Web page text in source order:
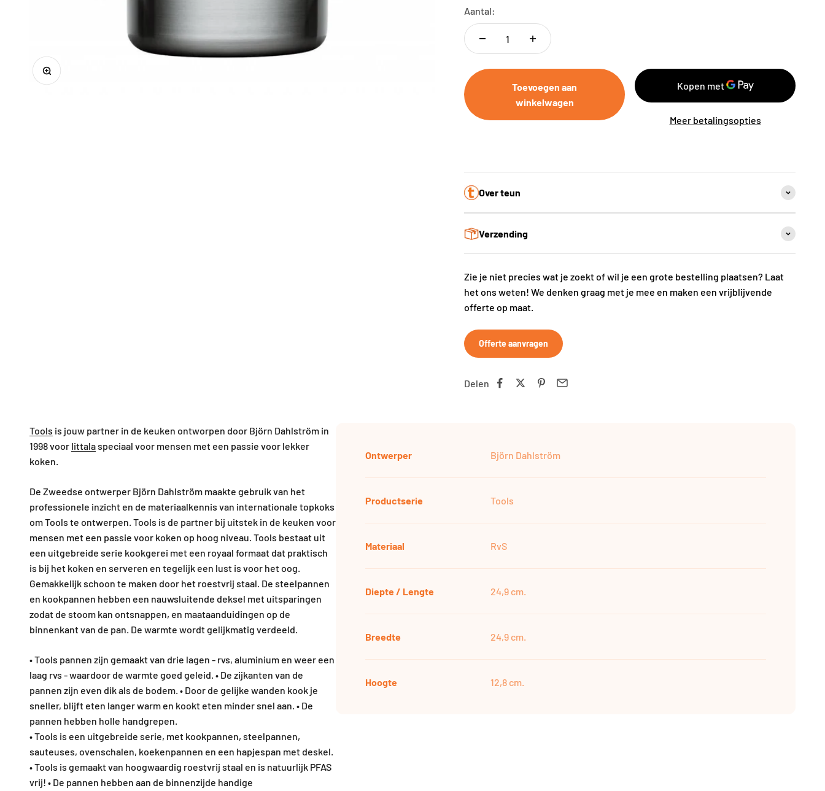
In-/uitzoomen
Aantal:
Toevoegen aan
winkelwagen
Meer betalingsopties
Over teun
Verzending
Zie je niet precies wat je zoekt of wil je een grote bestelling plaatsen? Laat
het ons weten! We denken graag met je mee en maken een vrijblijvende
offerte op maat.
Offerte aanvragen
Delen
Tools is jouw partner in de keuken ontworpen door Björn Dahlström in
1998 voor Iittalaspeciaal voor mensen met een passie voor lekker
koken.
De Zweedse ontwerper Björn Dahlström maakte gebruik van het
professionele inzicht en de materiaalkennis van internationale topkoks
om Tools te ontwerpen. Tools is de partner bij uitstek in de keuken voor
mensen met een passie voor koken op hoog niveau. Tools bestaat uit
een uitgebreide serie kookgerei met een royaal formaat dat praktisch
is bij het koken en serveren en tegelijk een lust is voor het oog.
Gemakkelijk schoon te maken door het roestvrij staal. De steelpannen
en kookpannen hebben een nauwsluitende deksel met uitsparingen
zodat de stoom kan ontsnappen, en maataanduidingen op de
binnenkant van de pan. De warmte wordt gelijkmatig verdeeld.
• Tools pannen zijn gemaakt van drie lagen - rvs, aluminium en weer een
laag rvs - waardoor de warmte goed geleid. • De zijkanten van de
pannen zijn even dik als de bodem. • Door de gelijke wanden kook je
sneller, blijft eten langer warm en kookt eten minder snel aan. • De
pannen hebben holle handgrepen.
• Tools is een uitgebreide serie, met kookpannen, steelpannen,
sauteuses, ovenschalen, koekenpannen en een hapjespan met deskel.
• Tools is gemaakt van hoogwaardig roestvrij staal en is natuurlijk PFAS
vrij! • De pannen hebben aan de binnenzijde handige
Ontwerper Björn Dahlström
Productserie Tools
Materiaal RvS
Diepte / Lengte 24,9 cm.
Breedte 24,9 cm.
Hoogte 12,8 cm.